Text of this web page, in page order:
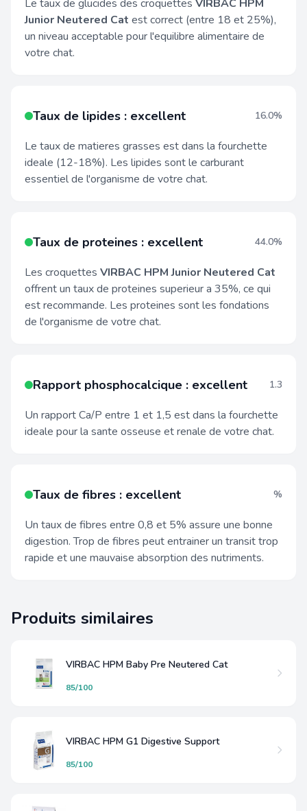
Le taux de glucides des croquettes VIRBAC HPM
Junior Neutered Cat est correct (entre 18 et 25%),
un niveau acceptable pour l'equilibre alimentaire de
votre chat.
Taux de lipides : excellent 16.0%
Le taux de matieres grasses est dans la fourchette
ideale (12-18%). Les lipides sont le carburant
essentiel de l'organisme de votre chat.
Taux de proteines : excellent 44.0%
Les croquettes VIRBAC HPM Junior Neutered Cat
offrent un taux de proteines superieur a 35%, ce qui
est recommande. Les proteines sont les fondations
de l'organisme de votre chat.
Rapport phosphocalcique : excellent 1.3
Un rapport Ca/P entre 1 et 1,5 est dans la fourchette
ideale pour la sante osseuse et renale de votre chat.
Taux de fibres : excellent %
Un taux de fibres entre 0,8 et 5% assure une bonne
digestion. Trop de fibres peut entrainer un transit trop
rapide et une mauvaise absorption des nutriments.
Produits similaires
VIRBAC HPM Baby Pre Neutered Cat
85/100
VIRBAC HPM G1 Digestive Support
85/100